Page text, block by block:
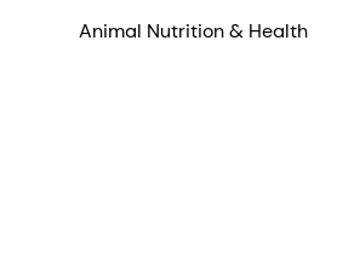
Animal Nutrition & Health